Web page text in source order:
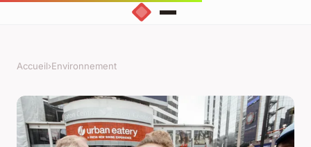
Accueil›Environnement